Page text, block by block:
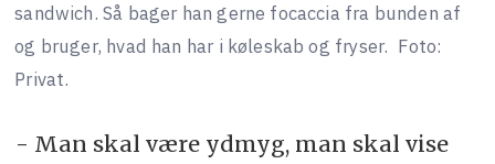
sandwich. Så bager han gerne focaccia fra bunden af
og bruger, hvad han har i køleskab og fryser. Foto:
Privat.
- Man skal være ydmyg, man skal vise